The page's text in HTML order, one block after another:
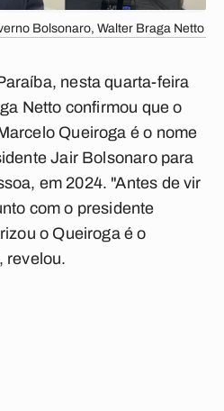
Bolsonaro, Walter Braga Netto
nesta quarta-feira
Netto confirmou que o
Queiroga é o nome
Jair Bolsonaro para
em 2024. "Antes de vir
com o presidente
o Queiroga é o
revelou.